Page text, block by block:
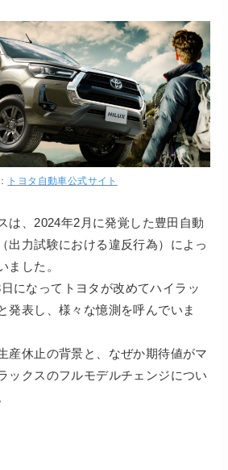
トヨタ自動車公式サイト
は、2024年2月に発覚した豊田自動
出力試験における違反行為）によっ
ました。
になってトヨタが改めてハイラッ
発表し、様々な憶測を呼んでいま
産休止の背景と、なぜか期待値がマ
ックスのフルモデルチェンジについ